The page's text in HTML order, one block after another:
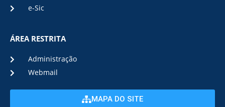
e-Sic
ÁREA RESTRITA
Administração
Webmail
MAPA DO SITE